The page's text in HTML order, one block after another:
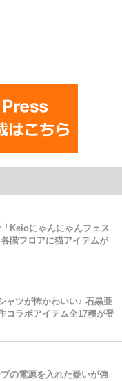
Keioにゃんにゃんフェス
階フロアに猫アイテムが
ャツが怖かわいい♪ 石黒亜
コラボアイテム全17種が登
の電源を入れた疑いが強